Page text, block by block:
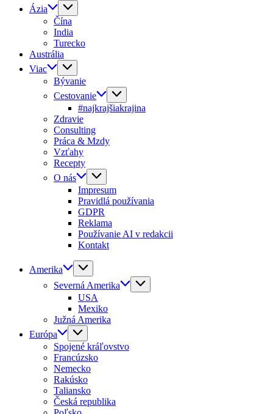
Ázia
Čína
India
Turecko
Austrália
Viac
Bývanie
Cestovanie
#najkrajšiakrajina
Zdravie
Consulting
Práca & Mzdy
Vzťahy
Recepty
O nás
Impresum
Pravidlá používania
GDPR
Reklama
Používanie AI v redakcii
Kontakt
Amerika
Severná Amerika
USA
Mexiko
Južná Amerika
Európa
Spojené kráľovstvo
Francúzsko
Nemecko
Rakúsko
Taliansko
Česká republika